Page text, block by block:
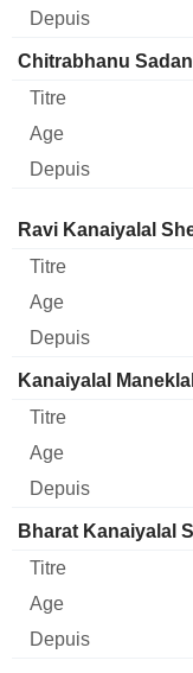
Chitrabhanu
Administrateur Titre
Ravi Kanaiyalal
Kanaiyalal
Bharat Kanaiyalal